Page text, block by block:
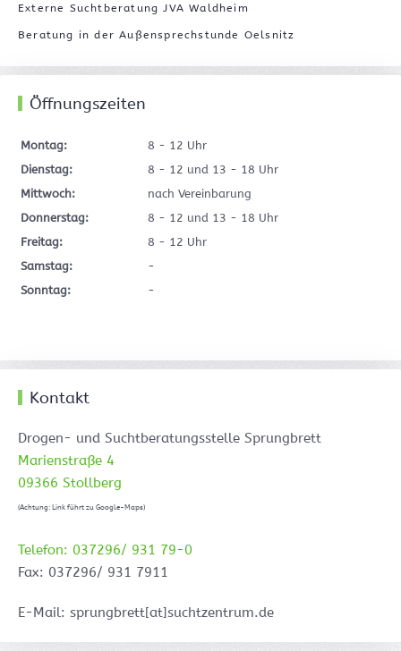
Externe Suchtberatung JVA Waldheim
Beratung in der Außensprechstunde Oelsnitz
Öffnungszeiten
Montag:
8 - 12 Uhr
Dienstag:
8 - 12 und 13 - 18 Uhr
Mittwoch:
nach Vereinbarung
Donnerstag:
8 - 12 und 13 - 18 Uhr
Freitag:
8 - 12 Uhr
Samstag:
-
Sonntag:
-
Kontakt
Drogen- und Suchtberatungsstelle Sprungbrett
Marienstraße 4
09366 Stollberg
(Achtung: Link führt zu Google-Maps)
Telefon: 037296/ 931 79-0
Fax: 037296/ 931 7911
E-Mail: sprungbrett[at]suchtzentrum.de